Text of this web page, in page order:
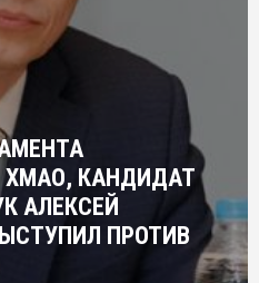
ХМАО, КАНДИДАТ
АЛЕКСЕЙ
ПРОТИВ